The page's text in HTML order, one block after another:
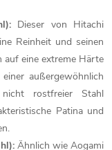
Dieser von Hitachi
Reinheit und seinen
auf eine extreme Härte
außergewöhnlich
rostfreier Stahl
Patina und
Ähnlich wie Aogami